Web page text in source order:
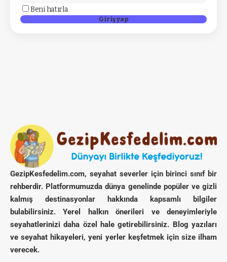
Beni hatırla
Giriş yap
GezipKesfedelim.com, seyahat severler için birinci sınıf bir
rehberdir. Platformumuzda dünya genelinde popüler ve gizli
kalmış destinasyonlar hakkında kapsamlı bilgiler
bulabilirsiniz. Yerel halkın önerileri ve deneyimleriyle
seyahatlerinizi daha özel hale getirebilirsiniz. Blog yazıları
ve seyahat hikayeleri, yeni yerler keşfetmek için size ilham
verecek.